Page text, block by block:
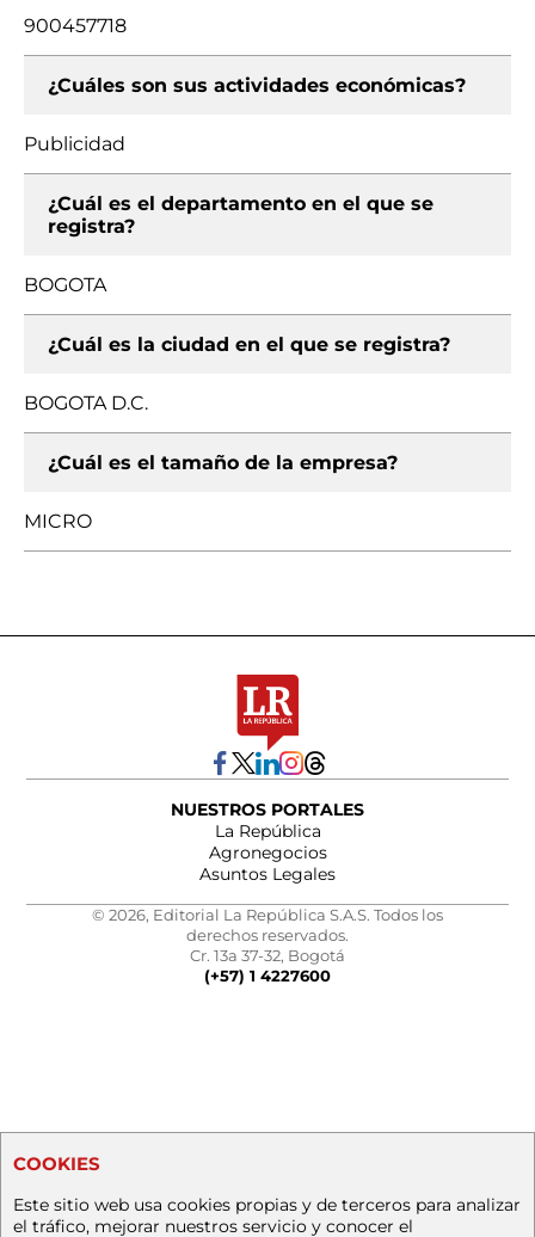
900457718
¿Cuáles son sus actividades económicas?
Publicidad
¿Cuál es el departamento en el que se
registra?
BOGOTA
¿Cuál es la ciudad en el que se registra?
BOGOTA D.C.
¿Cuál es el tamaño de la empresa?
MICRO
NUESTROS PORTALES
La República
Agronegocios
Asuntos Legales
© 2026, Editorial La República S.A.S. Todos los
derechos reservados.
Cr. 13a 37-32, Bogotá
(+57) 1 4227600
COOKIES
Este sitio web usa cookies propias y de terceros para analizar
el tráfico, mejorar nuestros servicio y conocer el